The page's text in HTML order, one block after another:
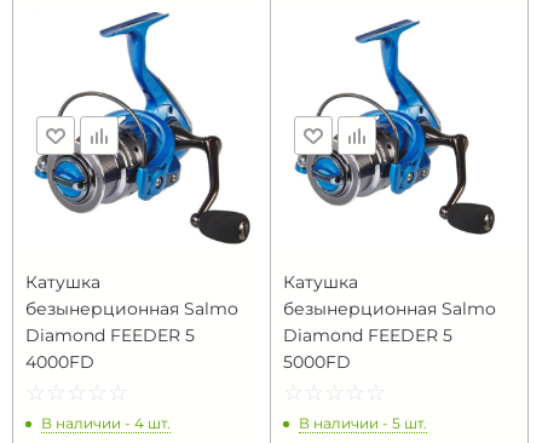
Катушка
безынерционная Salmo
Diamond FEEDER 5
4000FD
☆ ☆ ☆ ☆ ☆
★ ★ ★ ★ ★
В наличии - 4 шт.
Катушка
безынерционная Salmo
Diamond FEEDER 5
5000FD
☆ ☆ ☆ ☆ ☆
★ ★ ★ ★ ★
В наличии - 5 шт.